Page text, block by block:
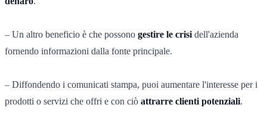
– Un altro beneficio è che possono gestire le crisi dell'azienda
fornendo informazioni dalla fonte principale.
– Diffondendo i comunicati stampa, puoi aumentare l'interesse per i
prodotti o servizi che offri e con ciò attrarre clienti potenziali.